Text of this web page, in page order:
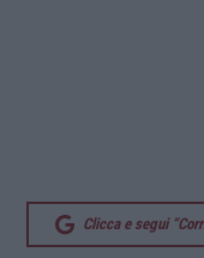
Clicca e segui